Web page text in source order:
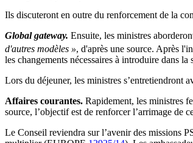
Ils discuteront en outre du renforcement de la
Global gateway. Ensuite, les ministres
d'autres modèles », d'après une source. Après
les changements nécessaires à introduire dans
Lors du déjeuner, les ministres
Affaires courantes. Rapidement, les ministres
source, l’objectif est de renforcer l’arrimage de
Le Conseil reviendra sur l’avenir des missions